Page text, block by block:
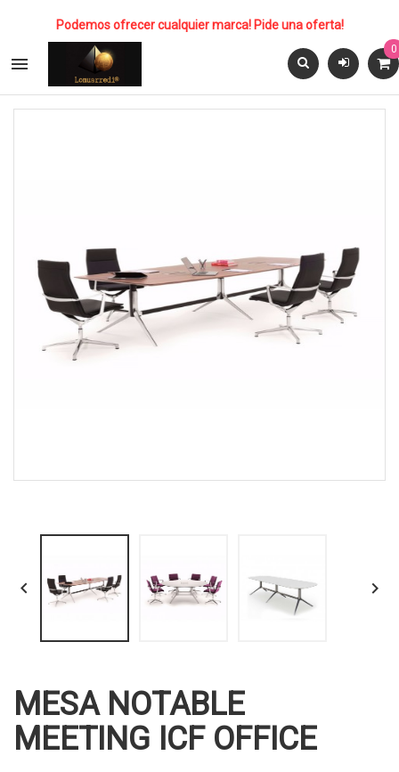
Podemos ofrecer cualquier marca! Pide una oferta!

0
 
MESA NOTABLE
MEETING ICF OFFICE